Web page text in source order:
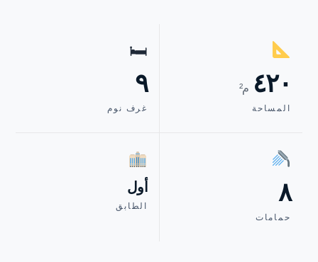
٤٢٠ م²
المساحة
🛏
٩
غرف نوم
٨
حمامات
أول
الطابق